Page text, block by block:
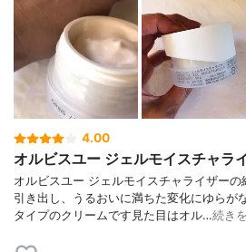
4.00
オルビスユー ジェルモイスチャラ
オルビスユー ジェルモイスチャライザー
引き出し、うるおいに満ちた変化にゆらが
タイプのクリームです見た目はオル…続き